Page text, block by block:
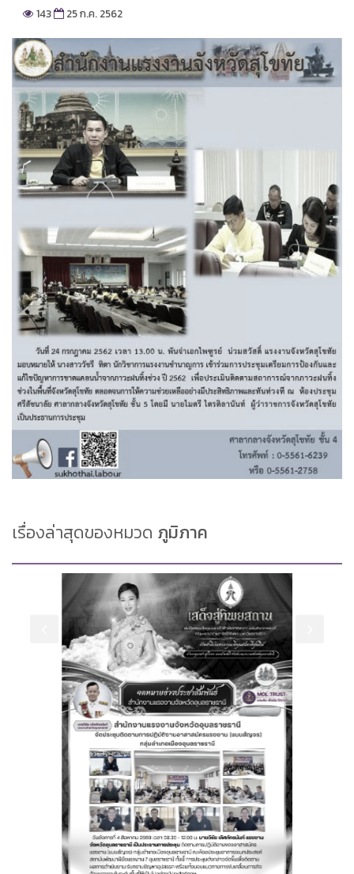
143 25 ก.ค. 2562
เรื่องล่าสุดของหมวด ภูมิภาค